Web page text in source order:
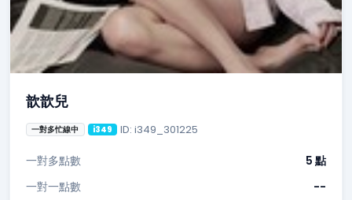
歆歆兒
一對多忙線中 i349 ID: i349_301225
一對多點數
5 點
一對一點數
--